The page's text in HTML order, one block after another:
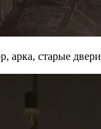
арка, старые двери